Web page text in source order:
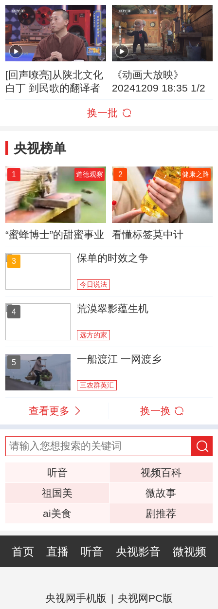
兴奋不已
[回声嘹亮]从陕北文化
白丁 到民歌的翻译者
《动画大放映》
20241209 18:35 1/2
换一批
央视榜单
1 道德观察
“蜜蜂博士”的甜蜜事业
2 健康之路
看懂标签莫中计
3 保单的时效之争
今日说法
4 荒漠翠影蕴生机
远方的家
5 一船渡江 一网渡乡
三农群英汇
查看更多 换一换
听音
视频百科
祖国美
微故事
ai美食
剧推荐
首页 直播 听音 央视影音 微视频
央视网手机版 | 央视网PC版